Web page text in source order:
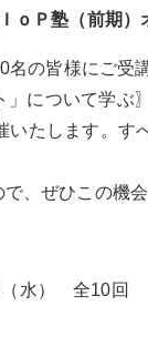
ｏＰ塾（前期
の皆様にご受
について学ぶ
たします。
で、ぜひこの
水） 全10回